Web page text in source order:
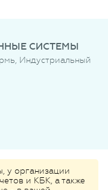
СИСТЕМЫ
Индустриальный
у организации
и КБК, а также